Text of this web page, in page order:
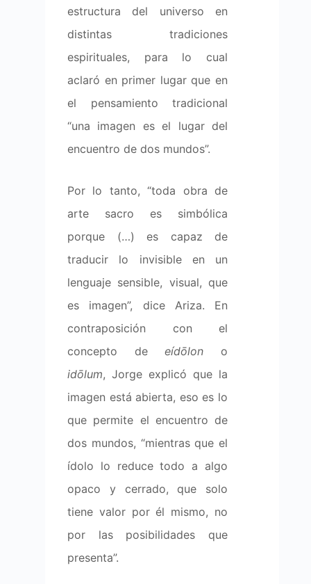
estructura del universo en
distintas tradiciones
espirituales, para lo cual
aclaró en primer lugar que en
el pensamiento tradicional
“una imagen es el lugar del
encuentro de dos mundos”.
Por lo tanto, “toda obra de
arte sacro es simbólica
porque (…) es capaz de
traducir lo invisible en un
lenguaje sensible, visual, que
es imagen”, dice Ariza. En
contraposición con el
concepto deeídōlon o
idōlum, Jorge explicó que la
imagen está abierta, eso es lo
que permite el encuentro de
dos mundos, “mientras que el
ídolo lo reduce todo a algo
opaco y cerrado, que solo
tiene valor por él mismo, no
por las posibilidades que
presenta”.